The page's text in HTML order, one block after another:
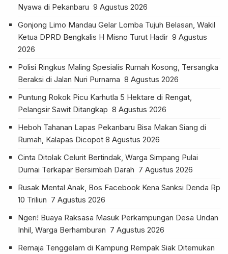
Nyawa di Pekanbaru 9 Agustus 2026
Gonjong Limo Mandau Gelar Lomba Tujuh Belasan, Wakil
Ketua DPRD Bengkalis H Misno Turut Hadir 9 Agustus
2026
Polisi Ringkus Maling Spesialis Rumah Kosong, Tersangka
Beraksi di Jalan Nuri Purnama 8 Agustus 2026
Puntung Rokok Picu Karhutla 5 Hektare di Rengat,
Pelangsir Sawit Ditangkap 8 Agustus 2026
Heboh Tahanan Lapas Pekanbaru Bisa Makan Siang di
Rumah, Kalapas Dicopot 8 Agustus 2026
Cinta Ditolak Celurit Bertindak, Warga Simpang Pulai
Dumai Terkapar Bersimbah Darah 7 Agustus 2026
Rusak Mental Anak, Bos Facebook Kena Sanksi Denda Rp
10 Triliun 7 Agustus 2026
Ngeri! Buaya Raksasa Masuk Perkampungan Desa Undan
Inhil, Warga Berhamburan 7 Agustus 2026
Remaja Tenggelam di Kampung Rempak Siak Ditemukan